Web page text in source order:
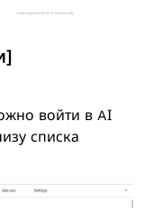
войти в AI
списка